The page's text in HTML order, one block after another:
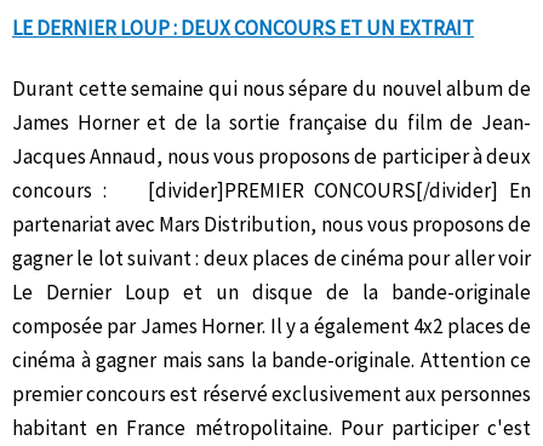
LE DERNIER LOUP : DEUX CONCOURS ET UN EXTRAIT
Durant cette semaine qui nous sépare du nouvel album de
James Horner et de la sortie française du film de Jean-
Jacques Annaud, nous vous proposons de participer à deux
concours : [divider]PREMIER CONCOURS[/divider] En
partenariat avec Mars Distribution, nous vous proposons de
gagner le lot suivant : deux places de cinéma pour aller voir
Le Dernier Loup et un disque de la bande-originale
composée par James Horner. Il y a également 4x2 places de
cinéma à gagner mais sans la bande-originale. Attention ce
premier concours est réservé exclusivement aux personnes
habitant en France métropolitaine. Pour participer c'est